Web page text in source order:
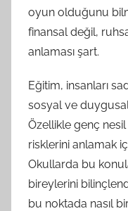
oyun olduğunu
finansal değil,
anlaması şart.
Eğitim, insanları
sosyal ve
Özellikle genç
risklerini anlamak
Okullarda bu
bireylerini
bu noktada nasıl